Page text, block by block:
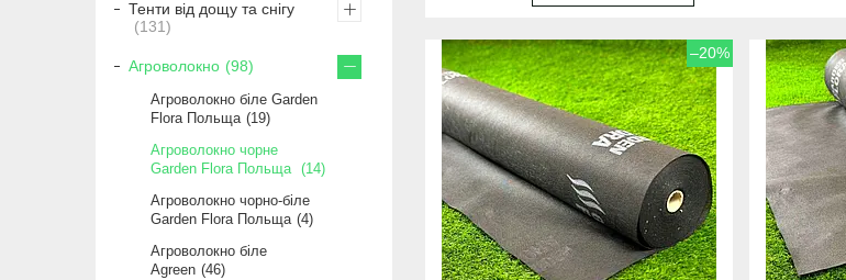
–20%
Тенти від дощу та снігу
131
Агроволокно 98
Агроволокно біле Garden
Flora Польща
19
Агроволокно чорне
Garden Flora Польща
14
Агроволокно чорно-біле
Garden Flora Польща 4
Агроволокно біле
Agreen 46